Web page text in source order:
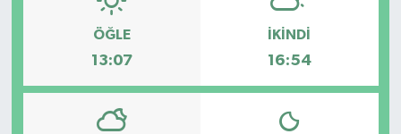
ÖĞLE
13:07
İKINDI
16:54